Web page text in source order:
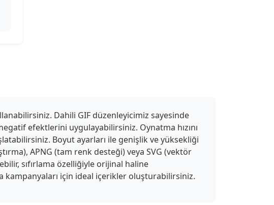
Dahili GIF düzenleyicimiz sayesinde
efektlerini uygulayabilirsiniz. Oynatma hızını
Boyut ayarları ile genişlik ve yüksekliği
APNG (tam renk desteği) veya SVG (vektör
sıfırlama özelliğiyle orijinal haline
için ideal içerikler oluşturabilirsiniz.